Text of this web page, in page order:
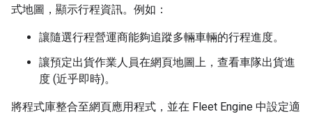
式地圖，顯示行程資訊。例如：
讓隨選行程營運商能夠追蹤多輛車輛的行程進度。
讓預定出貨作業人員在網頁地圖上，查看車隊出貨進
度 (近乎即時)。
將程式庫整合至網頁應用程式，並在 Fleet Engine 中設定適